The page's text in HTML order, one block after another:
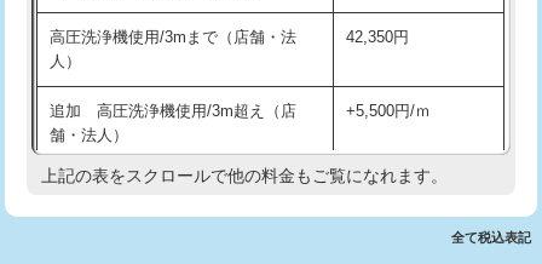
業）
排水管工事（追加 排水管工事/3ｍ超
え）
マス交換（土の掘削・埋め戻し作業） 11,000円~
高圧洗浄機使用/3mまで（店舗・法
人）
42,350円
追加 高圧洗浄機使用/3m超え（店
舗・法人）
+5,500円/ｍ
高度高圧洗浄換 現地調査
上記の表をスクロールで他の料金もご覧になれます。
全て税込表記